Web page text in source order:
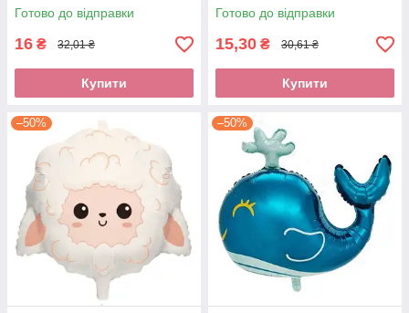
Готово до відправки
16 ₴ 32,01 ₴
Купити
Готово до відправки
15,30 ₴ 30,61 ₴
Купити
–50% –50%